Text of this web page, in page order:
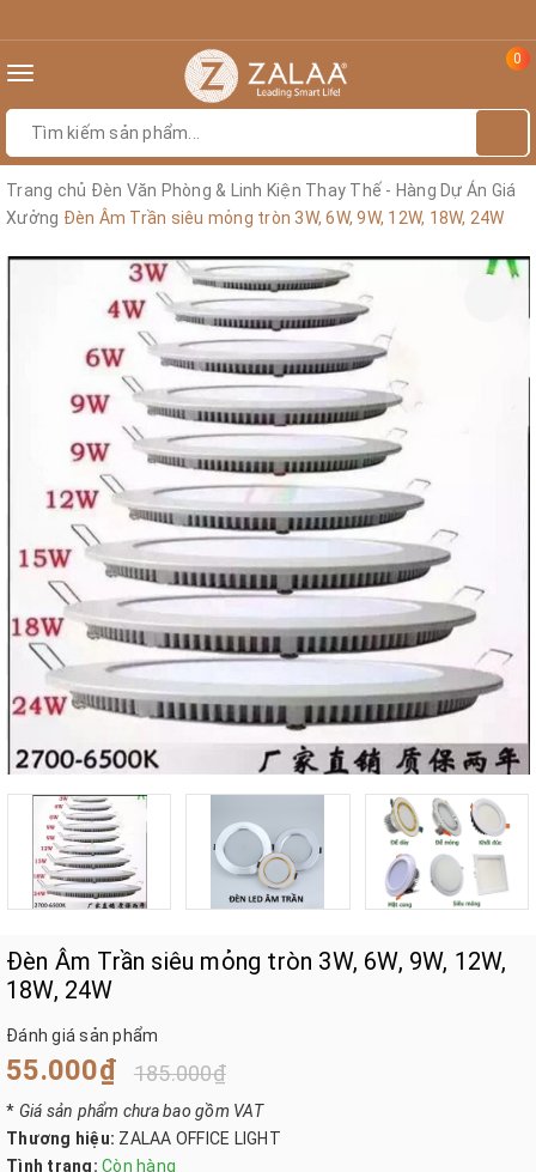
Toggle
0
Trang chủ Đèn Văn Phòng & Linh Kiện Thay Thế - Hàng Dự Án Giá
Xưởng Đèn Âm Trần siêu mỏng tròn 3W, 6W, 9W, 12W, 18W, 24W
Đèn Âm Trần siêu mỏng tròn 3W, 6W, 9W, 12W,
18W, 24W
Đánh giá sản phẩm
55.000₫ 185.000₫
* Giá sản phẩm chưa bao gồm VAT
Thương hiệu: ZALAA OFFICE LIGHT
Tình trạng: Còn hàng